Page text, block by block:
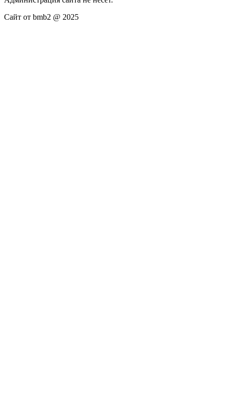
Сайт от bmb2 @ 2025